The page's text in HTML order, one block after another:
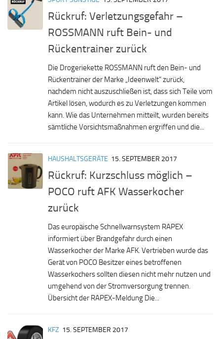
Rückruf: Verletzungsgefahr –
ROSSMANN ruft Bein- und
Rückentrainer zurück
Die Drogeriekette ROSSMANN ruft den Bein- und
Rückentrainer der Marke „Ideenwelt“ zurück,
nachdem nicht auszuschließen ist, dass sich Teile vom
Artikel lösen, wodurch es zu Verletzungen kommen
kann. Wie das Unternehmen mitteilt, wurden bereits
sämtliche Vorsichtsmaßnahmen ergriffen und die...
HAUSHALTSGERÄTE 15. SEPTEMBER 2017
Rückruf: Kurzschluss möglich –
POCO ruft AFK Wasserkocher
zurück
Das europäische Schnellwarnsystem RAPEX
informiert über Brandgefahr durch einen
Wasserkocher der Marke AFK. Vertrieben wurde das
Gerät von POCO Besitzer eines betroffenen
Wasserkochers sollten diesen nicht mehr nutzen und
umgehend von der Stromversorgung trennen.
Übersicht der RAPEX-Meldung Die...
KFZ 15. SEPTEMBER 2017